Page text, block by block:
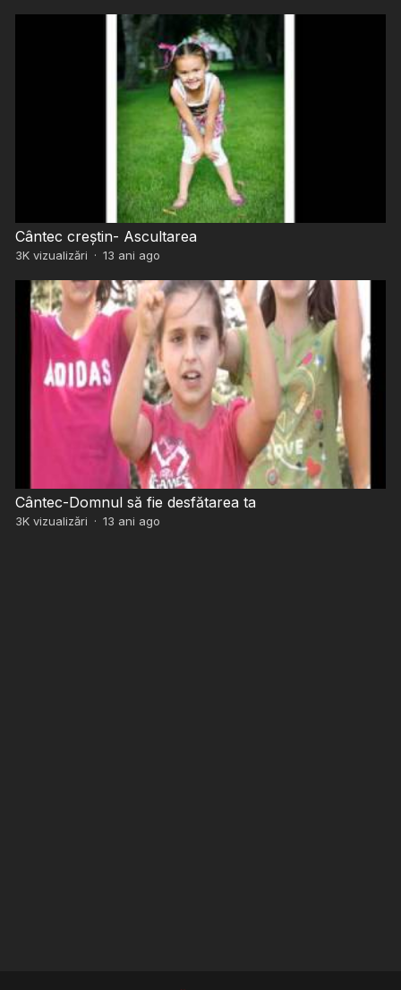
Cântec creștin- Ascultarea
3Kvizualizări · 13 ani ago
Cântec-Domnul să fie desfătarea ta
3Kvizualizări · 13 ani ago